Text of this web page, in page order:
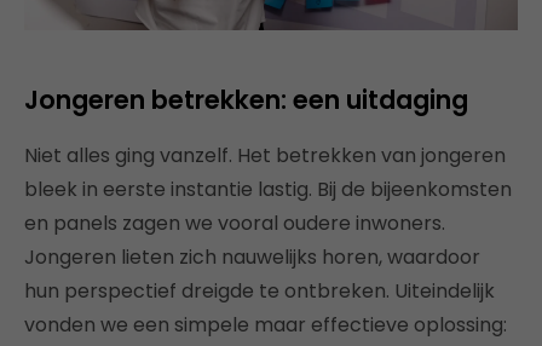
Jongeren betrekken: een uitdaging
Niet alles ging vanzelf. Het betrekken van jongeren
bleek in eerste instantie lastig. Bij de bijeenkomsten
en panels zagen we vooral oudere inwoners.
Jongeren lieten zich nauwelijks horen, waardoor
hun perspectief dreigde te ontbreken. Uiteindelijk
vonden we een simpele maar effectieve oplossing: